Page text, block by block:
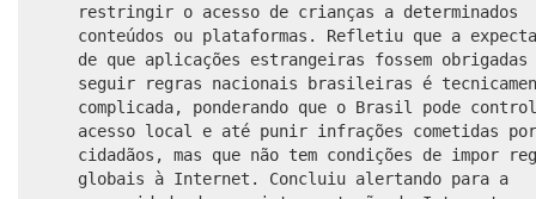
restringir o acesso de crianças a determinados
conteúdos ou plataformas. Refletiu que a
de que aplicações estrangeiras fossem obrigadas
seguir regras nacionais brasileiras é
complicada, ponderando que o Brasil pode
acesso local e até punir infrações cometidas
cidadãos, mas que não tem condições de impor
globais à Internet. Concluiu alertando para a